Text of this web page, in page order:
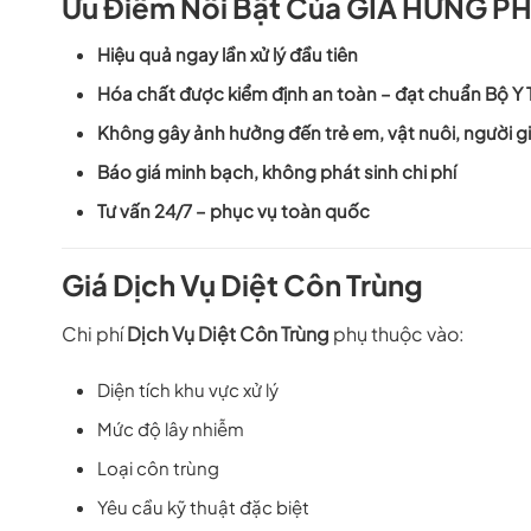
Hiệu quả ngay lần xử lý đầu tiên
Hóa chất được kiểm định an toàn – đạt chuẩn Bộ Y
Không gây ảnh hưởng đến trẻ em, vật nuôi, người
Báo giá minh bạch, không phát sinh chi phí
Tư vấn 24/7 – phục vụ toàn quốc
Giá Dịch Vụ Diệt Côn Trùng
Chi phíDịch Vụ Diệt Côn Trùng phụ thuộc vào:
Diện tích khu vực xử lý
Mức độ lây nhiễm
Loại côn trùng
Yêu cầu kỹ thuật đặc biệt